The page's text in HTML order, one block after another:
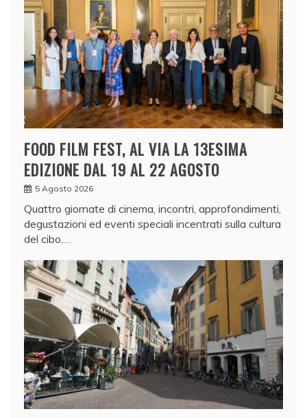
FOOD FILM FEST, AL VIA LA 13ESIMA
EDIZIONE DAL 19 AL 22 AGOSTO
5 Agosto 2026
Quattro giornate di cinema, incontri, approfondimenti,
degustazioni ed eventi speciali incentrati sulla cultura
del cibo.…